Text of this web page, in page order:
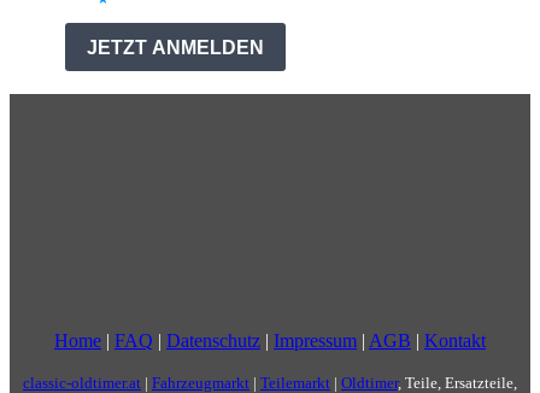
Home | FAQ | Datenschutz | Impressum | AGB | Kontakt
classic-oldtimer.at | Fahrzeugmarkt | Teilemarkt | Oldtimer, Teile, Ersatzteile,